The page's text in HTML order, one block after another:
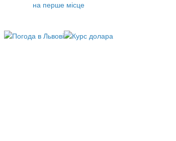
на перше місце